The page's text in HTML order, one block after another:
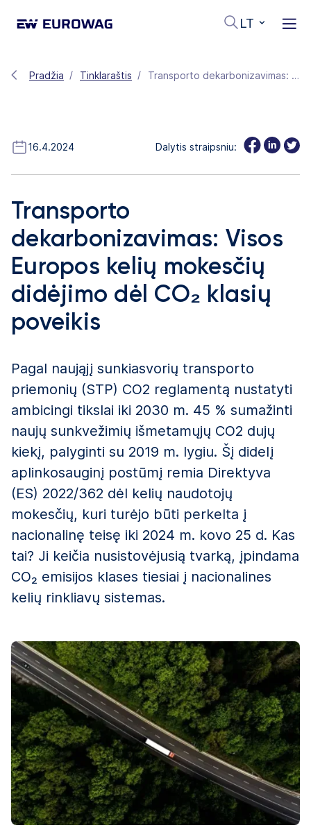
LT
Pradžia Tinklaraštis Transporto dekarbonizavimas: Visos Europos kelių mokesčių didėjimo dėl CO₂ klasių poveikis
16.4.2024 Dalytis straipsniu:
Transporto
dekarbonizavimas: Visos
Europos kelių mokesčių
didėjimo dėl CO₂ klasių
poveikis
Pagal naująjį sunkiasvorių transporto
priemonių (STP) CO2 reglamentą nustatyti
ambicingi tikslai iki 2030 m. 45 % sumažinti
naujų sunkvežimių išmetamųjų CO2 dujų
kiekį, palyginti su 2019 m. lygiu. Šį didelį
aplinkosauginį postūmį remia Direktyva
(ES) 2022/362 dėl kelių naudotojų
mokesčių, kuri turėjo būti perkelta į
nacionalinę teisę iki 2024 m. kovo 25 d. Kas
tai? Ji keičia nusistovėjusią tvarką, įpindama
CO₂ emisijos klases tiesiai į nacionalines
kelių rinkliavų sistemas.